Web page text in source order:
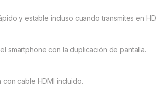
y estable incluso cuando transmites en HD.
smartphone con la duplicación de pantalla.
cable HDMI incluido.